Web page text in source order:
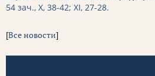
54 зач., X, 38-42; XI, 27-28.
[Все новости]